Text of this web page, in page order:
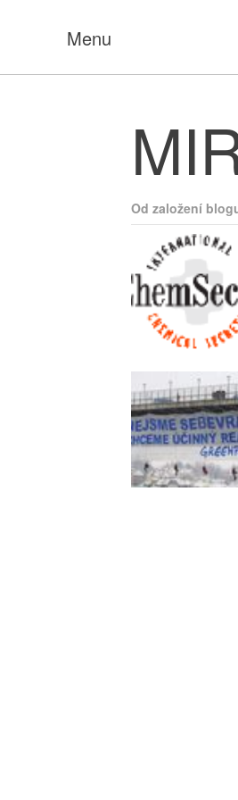
Menu
Od založení